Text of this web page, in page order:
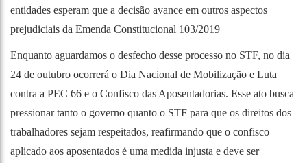
entidades esperam que a decisão avance em outros aspectos
prejudiciais da Emenda Constitucional 103/2019
Enquanto aguardamos o desfecho desse processo no STF, no dia
24 de outubro ocorrerá o Dia Nacional de Mobilização e Luta
contra a PEC 66 e o Confisco das Aposentadorias. Esse ato busca
pressionar tanto o governo quanto o STF para que os direitos dos
trabalhadores sejam respeitados, reafirmando que o confisco
aplicado aos aposentados é uma medida injusta e deve ser